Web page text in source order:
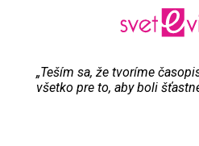
„Teším sa, že tvoríme
všetko pre to, aby boli